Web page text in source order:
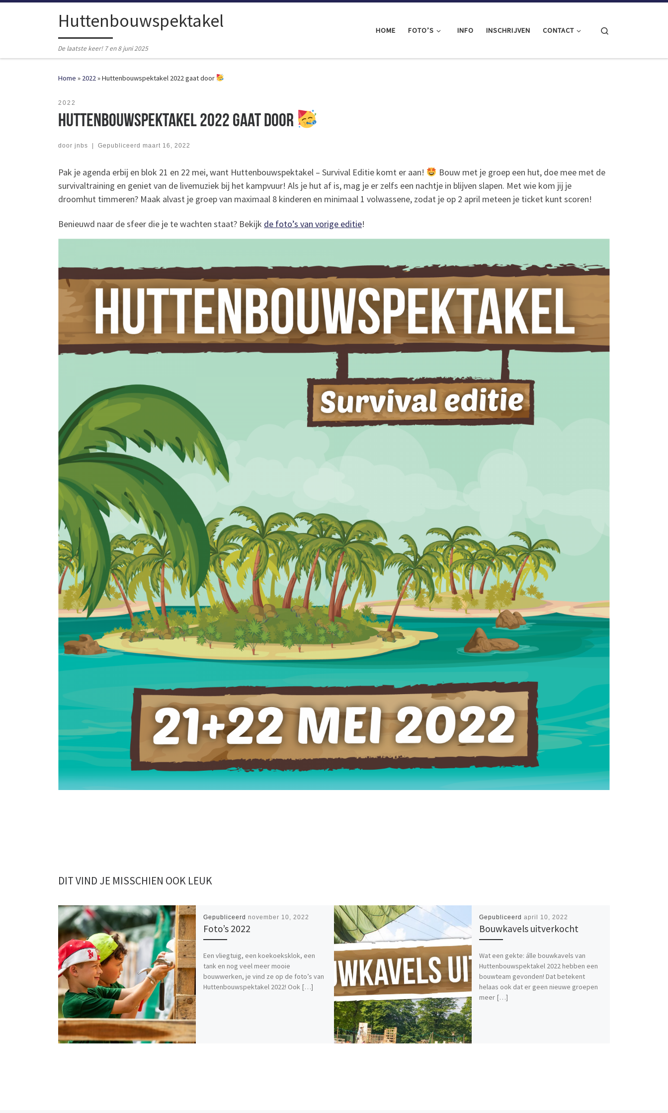
Huttenbouwspektakel
De laatste keer! 7 en 8 juni 2025
HOME FOTO’S INFO INSCHRIJVEN CONTACT
Home » 2022»Huttenbouwspektakel 2022 gaat door
2022
Huttenbouwspektakel 2022 gaat door
door jnbs Gepubliceerd maart 16, 2022
Pak je agenda erbij en blok 21 en 22 mei, want Huttenbouwspektakel – Survival Editie komt er aan!
Bouw met je groep een hut, doe mee met de
survivaltraining en geniet van de livemuziek bij het kampvuur! Als je hut af is, mag je er zelfs een nachtje in blijven slapen. Met wie kom jij je
droomhut timmeren? Maak alvast je groep van maximaal 8 kinderen en minimaal 1 volwassene, zodat je op 2 april meteen je ticket kunt scoren!
Benieuwd naar de sfeer die je te wachten staat? Bekijk de foto’s van vorige editie!
DIT VIND JE MISSCHIEN OOK LEUK
Gepubliceerd november 10, 2022
Foto’s 2022
Een vliegtuig, een koekoeksklok, een
tank en nog veel meer mooie
bouwwerken, je vind ze op de foto’s van
Huttenbouwspektakel 2022! Ook […]
Gepubliceerd april 10, 2022
Bouwkavels uitverkocht
Wat een gekte: álle bouwkavels van
Huttenbouwspektakel 2022 hebben een
bouwteam gevonden! Dat betekent
helaas ook dat er geen nieuwe groepen
meer […]